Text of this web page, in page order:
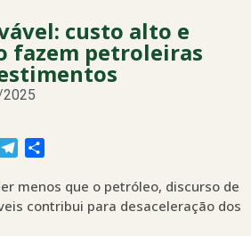
custo alto e
fazem petroleiras
Email Telegram
menos que o petróleo, discurso de
contribui para desaceleração dos